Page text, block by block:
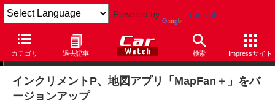
Powered by Translate
カテゴリ 過去記事 検索 Impressサイト
ニュース
インクリメントP、地図アプリ「MapFan＋」をバ
ージョンアップ